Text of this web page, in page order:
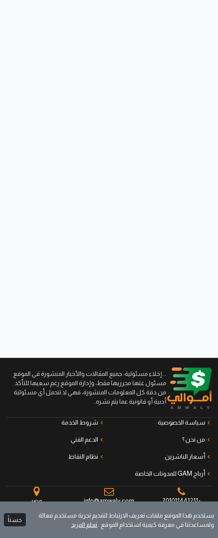
...إخلاء مسئولية: جميع المقالات والأخبار المنشورة في الموقع
مسئول عنها محرريها فقط، وإدارة الموقع رغم سعيها للتأكد
من دقة كل المعلومات المنشورة، فهي لا تتحمل أي مسئولية
أدبية أو قانونية عما يتم نشره.
سياسة الخصوصية شروط الخدمة
من نحن ؟ الدعم الفني
أسعار الناشرين نظام النقاط
أرباح GAM للمدونات الخاصة
+201011441211
info@amwaly.com مصر
جميع الحقوق محفوظة © أموالي منصة الناشرين
يستخدم هذا الموقع ملفات تعريف الارتباط لتقديم تجربة مستخدم فعالة
ولمساعدتنا في معرفة كيفية استخدام الموقع . تعلم المزيد
حسناً